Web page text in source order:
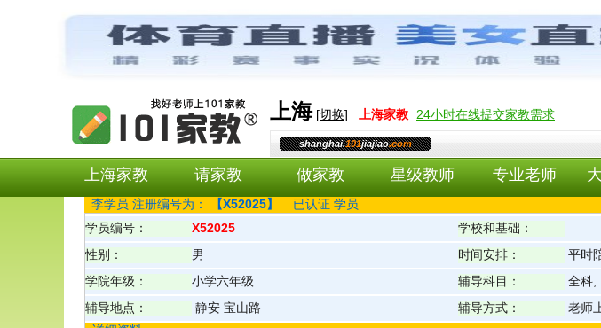
上海[切换] 上海家教 24小时在线提交家教需求
shanghai.101jiajiao.com
上海家教 请家教 做家教 星级教师 专业老师
李学员 注册编号为： 【X52025】 已认证学员
学员编号：
X52025
学校和基础：
性别：
男 时间安排：
平时
学院年级：
小学六年级 辅导科目：
全科,
辅导地点：
静安 宝山路 辅导方式：
老师